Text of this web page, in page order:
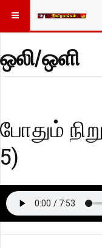
ஒலி/ஒளி
போதும்
5)